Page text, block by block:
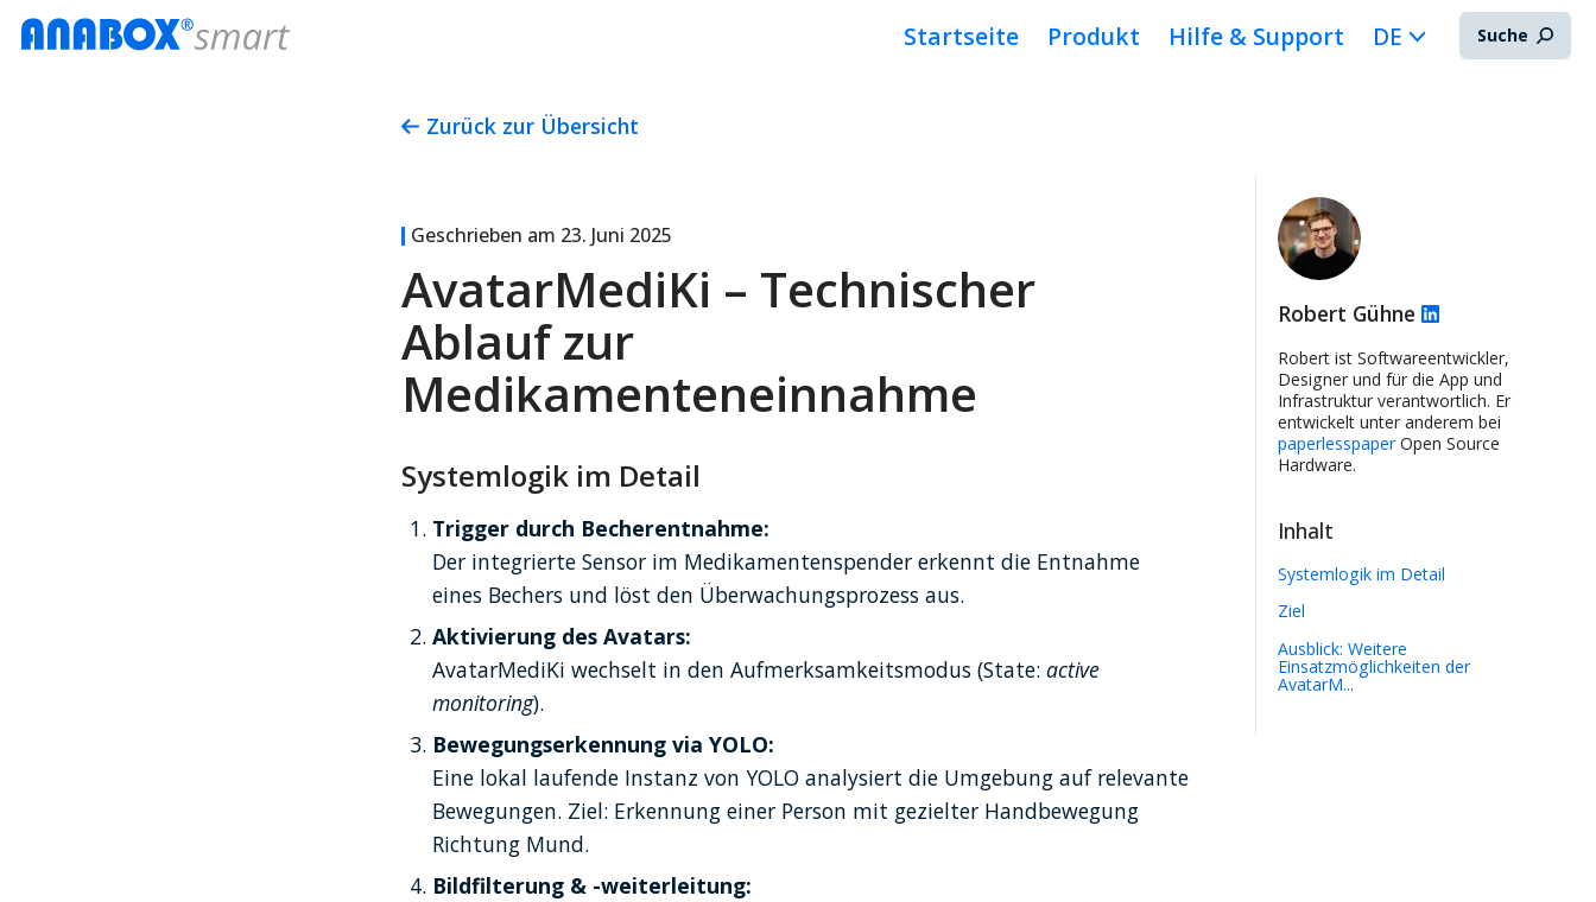
Startseite Produkt Hilfe & Support DE Suche
Zurück zur Übersicht
Geschrieben am 23. Juni 2025
AvatarMediKi – Technischer
Ablauf zur
Medikamenteneinnahme
Systemlogik im Detail
Trigger durch Becherentnahme:
Der integrierte Sensor im Medikamentenspender erkennt die Entnahme
eines Bechers und löst den Überwachungsprozess aus.
Aktivierung des Avatars:
AvatarMediKi wechselt in den Aufmerksamkeitsmodus (State: active
monitoring).
Bewegungserkennung via YOLO:
Eine lokal laufende Instanz von YOLO analysiert die Umgebung auf relevante
Bewegungen. Ziel: Erkennung einer Person mit gezielter Handbewegung
Richtung Mund.
Bildfilterung & -weiterleitung:
Robert Gühne
Robert ist Softwareentwickler,
Designer und für die App und
Infrastruktur verantwortlich. Er
entwickelt unter anderem bei
paperlesspaperOpen Source
Hardware.
Inhalt
Systemlogik im Detail
Ziel
Ausblick: Weitere
Einsatzmöglichkeiten der
AvatarM...